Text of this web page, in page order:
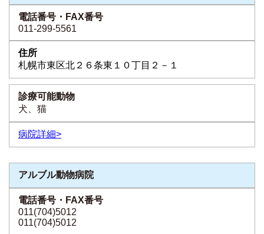
011-299-5561
札幌市東区北２６条東１０丁目２－１
犬、猫
病院詳細>
アルブル動物病院
011(704)5012
011(704)5012